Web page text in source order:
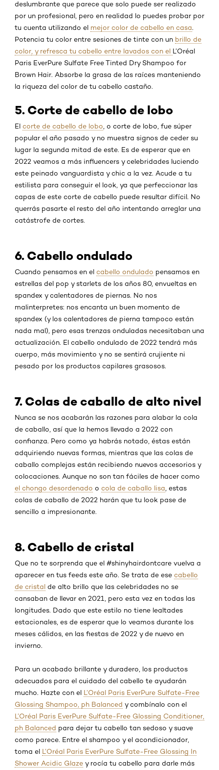
deslumbrante que parece que solo puede ser realizado
por un profesional, pero en realidad lo puedes probar por
tu cuenta utilizando el mejor color de cabello en casa.
Potencia tu color entre sesiones de tinte con un brillo de
color , y refresca tu cabello entre lavados con el L’Oréal
Paris EverPure Sulfate Free Tinted Dry Shampoo for
Brown Hair. Absorbe la grasa de las raíces manteniendo
la riqueza del color de tu cabello castaño.
5. Corte de cabello de lobo
El corte de cabello de lobo , o corte de lobo, fue súper
popular el año pasado y no muestra signos de ceder su
lugar la segunda mitad de este. Es de esperar que en
2022 veamos a más influencers y celebridades luciendo
este peinado vanguardista y chic a la vez. Acude a tu
estilista para conseguir el look, ya que perfeccionar las
capas de este corte de cabello puede resultar difícil. No
querrás pasarte el resto del año intentando arreglar una
catástrofe de cortes.
6. Cabello ondulado
Cuando pensamos en el cabello ondulado pensamos en
estrellas del pop y starlets de los años 80, envueltas en
spandex y calentadores de piernas. No nos
malinterpretes: nos encanta un buen momento de
spandex (y los calentadores de pierna tampoco están
nada mal), pero esas trenzas onduladas necesitaban una
actualización. El cabello ondulado de 2022 tendrá más
cuerpo, más movimiento y no se sentirá crujiente ni
pesado por los productos capilares grasosos.
7. Colas de caballo de alto nivel
Nunca se nos acabarán las razones para alabar la cola
de caballo, así que la hemos llevado a 2022 con
confianza. Pero como ya habrás notado, éstas están
adquiriendo nuevas formas, mientras que las colas de
caballo complejas están recibiendo nuevos accesorios y
colocaciones. Aunque no son tan fáciles de hacer como
el chongo desordenado o cola de caballo lisa , estas
colas de caballo de 2022 harán que tu look pase de
sencillo a impresionante.
8. Cabello de cristal
Que no te sorprenda que el #shinyhairdontcare vuelva a
aparecer en tus feeds este año. Se trata de ese cabello
de cristal de alto brillo que las celebridades no se
cansaban de llevar en 2021, pero esta vez en todas las
longitudes. Dado que este estilo no tiene lealtades
estacionales, es de esperar que lo veamos durante los
meses cálidos, en las fiestas de 2022 y de nuevo en
invierno.
Para un acabado brillante y duradero, los productos
adecuados para el cuidado del cabello te ayudarán
mucho. Hazte con el L’Oréal Paris EverPure Sulfate-Free
Glossing Shampoo, ph Balanced y combínalo con el
L’Oréal Paris EverPure Sulfate-Free Glossing Conditioner,
ph Balanced para dejar tu cabello tan sedoso y suave
como parece. Entre el shampoo y el acondicionador,
toma el L’Oréal Paris EverPure Sulfate-Free Glossing In
Shower Acidic Glaze y rocía tu cabello para darle más